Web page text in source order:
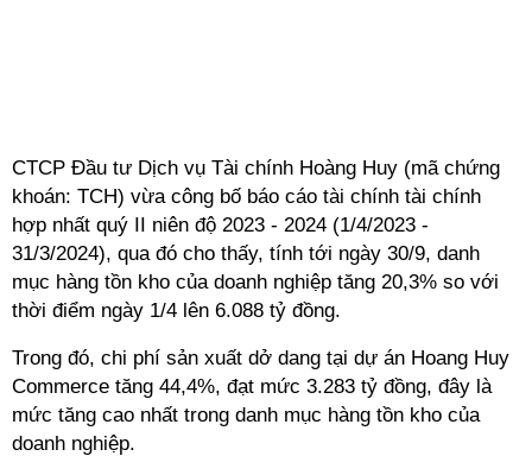
CTCP Đầu tư Dịch vụ Tài chính Hoàng Huy (mã chứng
khoán: TCH) vừa công bố báo cáo tài chính tài chính
hợp nhất quý II niên độ 2023 - 2024 (1/4/2023 -
31/3/2024), qua đó cho thấy, tính tới ngày 30/9, danh
mục hàng tồn kho của doanh nghiệp tăng 20,3% so với
thời điểm ngày 1/4 lên 6.088 tỷ đồng.
Trong đó, chi phí sản xuất dở dang tại dự án Hoang Huy
Commerce tăng 44,4%, đạt mức 3.283 tỷ đồng, đây là
mức tăng cao nhất trong danh mục hàng tồn kho của
doanh nghiệp.